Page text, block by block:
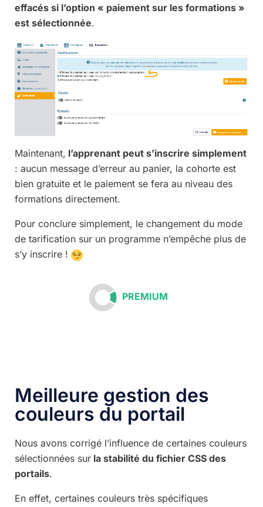
effacés si l’option « paiement sur les formations »
est sélectionnée.
Maintenant, l’apprenant peut s’inscrire simplement
: aucun message d’erreur au panier, la cohorte est
bien gratuite et le paiement se fera au niveau des
formations directement.
Pour conclure simplement, le changement du mode
de tarification sur un programme n’empêche plus de
s’y inscrire !
PREMIUM
Meilleure gestion des
couleurs du portail
Nous avons corrigé l’influence de certaines couleurs
sélectionnées sur la stabilité du fichier CSS des
portails.
En effet, certaines couleurs très spécifiques